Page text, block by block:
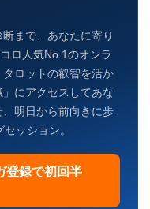
まで、あなたに寄り
ロ人気No.1のオンラ
ロットの叡智を活か
にアクセスしてあな
明日から前向きに歩
ッション。
登録で初回半